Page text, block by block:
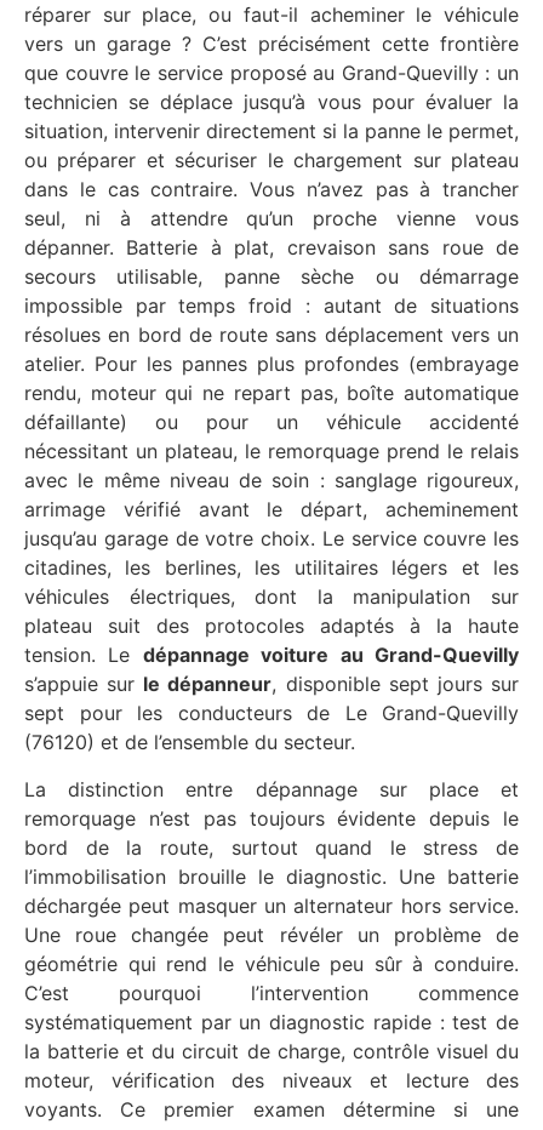
réparer sur place, ou faut-il acheminer le véhicule
vers un garage ? C’est précisément cette frontière
que couvre le service proposé au Grand-Quevilly : un
technicien se déplace jusqu’à vous pour évaluer la
situation, intervenir directement si la panne le permet,
ou préparer et sécuriser le chargement sur plateau
dans le cas contraire. Vous n’avez pas à trancher
seul, ni à attendre qu’un proche vienne vous
dépanner. Batterie à plat, crevaison sans roue de
secours utilisable, panne sèche ou démarrage
impossible par temps froid : autant de situations
résolues en bord de route sans déplacement vers un
atelier. Pour les pannes plus profondes (embrayage
rendu, moteur qui ne repart pas, boîte automatique
défaillante) ou pour un véhicule accidenté
nécessitant un plateau, le remorquage prend le relais
avec le même niveau de soin : sanglage rigoureux,
arrimage vérifié avant le départ, acheminement
jusqu’au garage de votre choix. Le service couvre les
citadines, les berlines, les utilitaires légers et les
véhicules électriques, dont la manipulation sur
plateau suit des protocoles adaptés à la haute
tension. Le dépannage voiture au Grand-Quevilly
s’appuie sur le dépanneur, disponible sept jours sur
sept pour les conducteurs de Le Grand-Quevilly
(76120) et de l’ensemble du secteur.
La distinction entre dépannage sur place et
remorquage n’est pas toujours évidente depuis le
bord de la route, surtout quand le stress de
l’immobilisation brouille le diagnostic. Une batterie
déchargée peut masquer un alternateur hors service.
Une roue changée peut révéler un problème de
géométrie qui rend le véhicule peu sûr à conduire.
C’est pourquoi l’intervention commence
systématiquement par un diagnostic rapide : test de
la batterie et du circuit de charge, contrôle visuel du
moteur, vérification des niveaux et lecture des
voyants. Ce premier examen détermine si une